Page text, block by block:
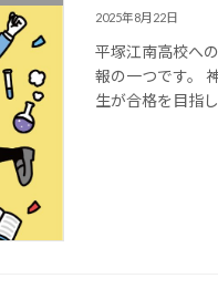
2025年8月22日
平塚江南高校へ
報の一つです。
生が合格を目指